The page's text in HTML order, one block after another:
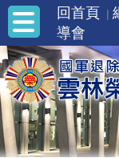
回首頁
導會